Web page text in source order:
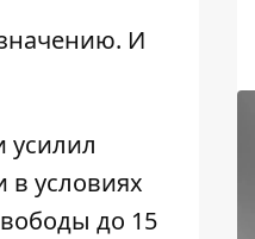
И
усилил
в условиях
до 15